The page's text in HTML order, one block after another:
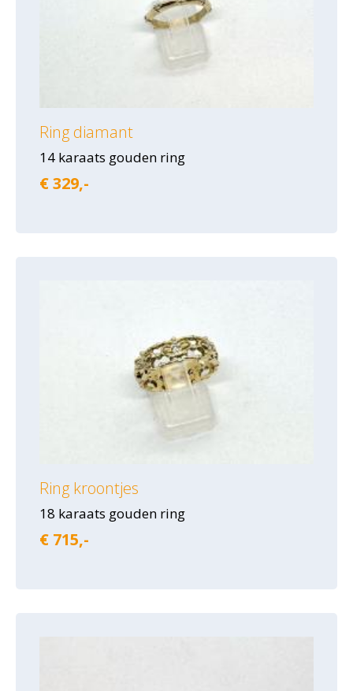
Ring diamant
14 karaats gouden ring
€ 329,-
Ring kroontjes
18 karaats gouden ring
€ 715,-